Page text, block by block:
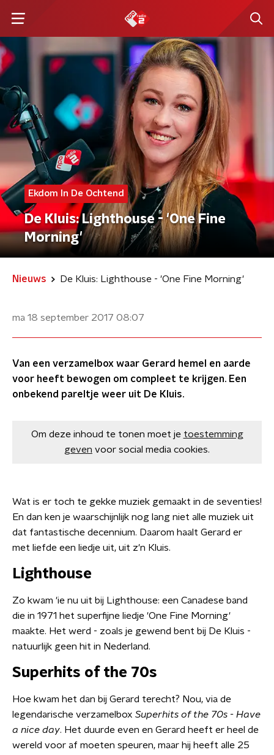
Ekdom In De Ochtend
De Kluis: Lighthouse - 'One Fine
Morning'
Nieuws De Kluis: Lighthouse - 'One Fine Morning'
ma 18 september 2017 08:07
Van een verzamelbox waar Gerard hemel en aarde
voor heeft bewogen om compleet te krijgen. Een
onbekend pareltje weer uit De Kluis.
Om deze inhoud te tonen moet je toestemming
geven voor social media cookies.
Wat is er toch te gekke muziek gemaakt in de seventies!
En dan ken je waarschijnlijk nog lang niet alle muziek uit
dat fantastische decennium. Daarom haalt Gerard er
met liefde een liedje uit, uit z'n Kluis.
Lighthouse
Zo kwam 'ie nu uit bij Lighthouse: een Canadese band
die in 1971 het superfijne liedje 'One Fine Morning'
maakte. Het werd - zoals je gewend bent bij De Kluis -
natuurlijk geen hit in Nederland.
Superhits of the 70s
Hoe kwam het dan bij Gerard terecht? Nou, via de
legendarische verzamelbox Superhits of the 70s - Have
a nice day. Het duurde even en Gerard heeft er heel de
wereld voor af moeten speuren, maar hij heeft alle 25